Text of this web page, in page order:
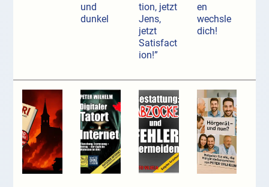
und
dunkel
tion, jetzt
Jens,
jetzt
Satisfact
ion!”
en
wechsle
dich!